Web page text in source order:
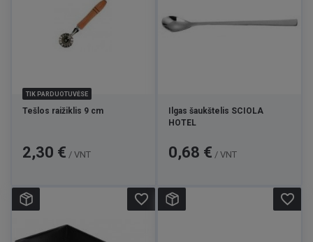
TIK PARDUOTUVĖSE
Tešlos raižiklis 9 cm
Kaina
2,30 € / VNT
Ilgas šaukštelis SCIOLA
HOTEL
Kaina
0,68 € / VNT
favorite_border favorite_border